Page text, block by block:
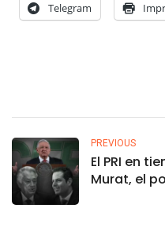
Telegram
PREVIOUS
El PRI en
Murat, el